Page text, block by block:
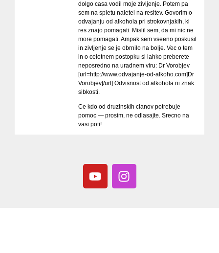
dolgo casa vodil moje zivljenje. Potem pa
sem na spletu naletel na resitev. Govorim o
odvajanju od alkohola pri strokovnjakih, ki
res znajo pomagati. Mislil sem, da mi nic ne
more pomagati. Ampak sem vseeno poskusil
in zivljenje se je obrnilo na bolje. Vec o tem
in o celotnem postopku si lahko preberete
neposredno na uradnem viru: Dr Vorobjev
[url=http://www.odvajanje-od-alkoho.com]Dr
Vorobjev[/url] Odvisnost od alkohola ni znak
sibkosti.
Ce kdo od druzinskih clanov potrebuje
pomoc — prosim, ne odlasajte. Srecno na
vasi poti!